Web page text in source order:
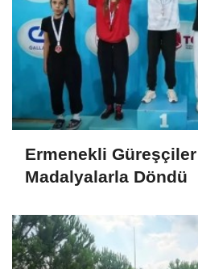
Ermenekli
Madalyalarla Döndü